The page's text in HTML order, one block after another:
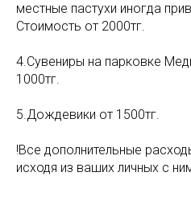
местные пастухи иногда
Стоимость от 2000тг.
4.Сувениры на парковке
1000тг.
5.Дождевики от 1500тг.
!Все дополнительные
исходя из ваших личных с